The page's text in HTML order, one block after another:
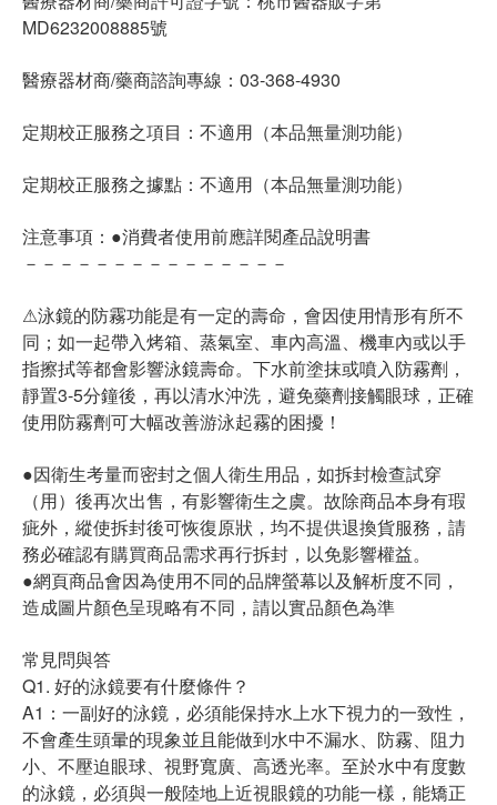
MD6232008885號
醫療器材商/藥商諮詢專線：03-368-4930
定期校正服務之項目：不適用（本品無量測功能）
定期校正服務之據點：不適用（本品無量測功能）
注意事項：●消費者使用前應詳閱產品說明書
－－－－－－－－－－－－－－－
⚠泳鏡的防霧功能是有一定的壽命，會因使用情形有所不
同；如一起帶入烤箱、蒸氣室、車內高溫、機車內或以手
指擦拭等都會影響泳鏡壽命。下水前塗抹或噴入防霧劑，
靜置3-5分鐘後，再以清水沖洗，避免藥劑接觸眼球，正確
使用防霧劑可大幅改善游泳起霧的困擾！
●因衛生考量而密封之個人衛生用品，如拆封檢查試穿
（用）後再次出售，有影響衛生之虞。故除商品本身有瑕
疵外，縱使拆封後可恢復原狀，均不提供退換貨服務，請
務必確認有購買商品需求再行拆封，以免影響權益。
●網頁商品會因為使用不同的品牌螢幕以及解析度不同，
造成圖片顏色呈現略有不同，請以實品顏色為準
常見問與答
Q1. 好的泳鏡要有什麼條件？
A1：一副好的泳鏡，必須能保持水上水下視力的一致性，
不會產生頭暈的現象並且能做到水中不漏水、防霧、阻力
小、不壓迫眼球、視野寬廣、高透光率。至於水中有度數
的泳鏡，必須與一般陸地上近視眼鏡的功能一樣，能矯正